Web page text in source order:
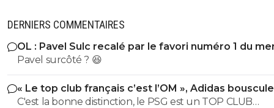
DERNIERS COMMENTAIRES
OL : Pavel Sulc recalé par le favori numéro 1 du
Pavel surcôté ? 😆
« Le top club français c’est l’OM », Adidas
PSG
C'est la bonne distinction, le PSG est un TOP CLUB